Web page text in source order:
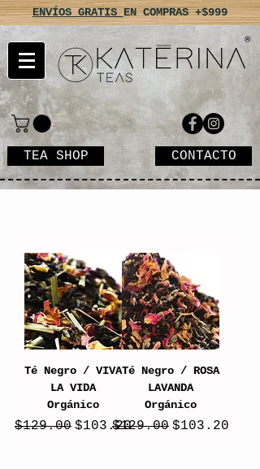
ENVÍOS GRATISEN COMPRAS +$999
TEA SHOP CONTACTO
Té Negro / VIVA
LA VIDA
Orgánico
Precio
$129.00 Precio de oferta
$103.20
Té Negro / ROSA
LAVANDA
Orgánico
Precio
$129.00 Precio de
$103.20